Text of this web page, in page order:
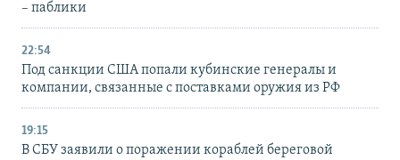
– паблики
22:54
Под санкции США попали кубинские генералы и
компании, связанные с поставками оружия из РФ
19:15
В СБУ заявили о поражении кораблей береговой